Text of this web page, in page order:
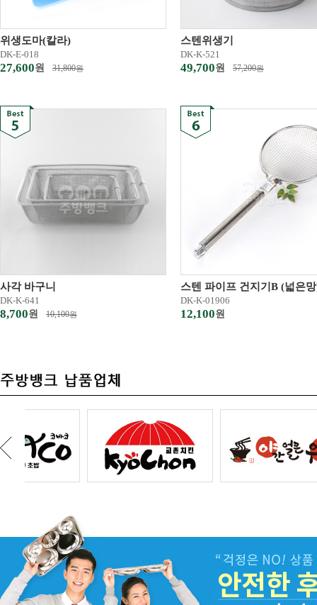
위생도마(칼라)
DK-E-018
27,600원 31,800원
스텐위생기
DK-K-521
49,700원 57,200원
사각 바구니
DK-K-641
8,700원 10,100원
스텐 파이프 건지기B (넓은망
DK-K-01906
12,100원